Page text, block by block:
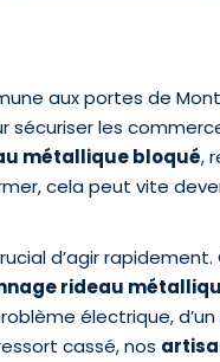
aux portes de
les
métallique bloqué,
cela peut vite
d’agir rapidement.
rideau
problème électrique,
cassé, nos